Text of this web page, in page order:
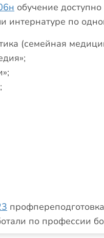
обучение
интернатуре по
(семейная
по профессии